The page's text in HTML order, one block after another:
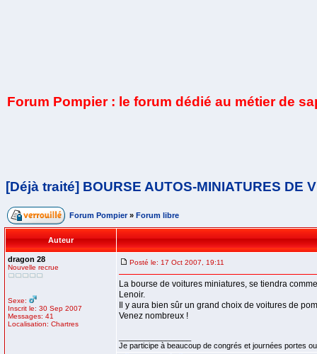
Forum Pompier : le forum dédié au métier de
[Déjà traité] BOURSE AUTOS-MINIATURES DE
Forum Pompier » Forum libre
Auteur
dragon 28
Nouvelle recrue
Sexe:
Inscrit le: 30 Sep 2007
Messages: 41
Localisation: Chartres
Posté le: 17 Oct 2007, 19:11
La bourse de voitures miniatures, se tiendra
Lenoir.
Il y aura bien sûr un grand choix de voitures de
Venez nombreux !
Je participe à beaucoup de congrés et journées portes